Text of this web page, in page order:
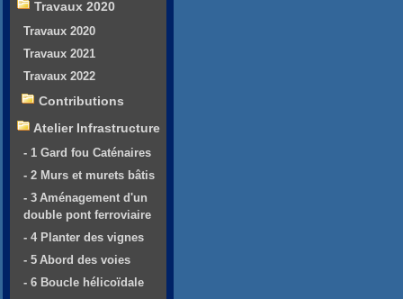
Travaux 2020
Travaux 2020
Travaux 2021
Travaux 2022
Contributions
Atelier Infrastructure
- 1 Gard fou Caténaires
- 2 Murs et murets bâtis
- 3 Aménagement d'un
double pont ferroviaire
- 4 Planter des vignes
- 5 Abord des voies
- 6 Boucle hélicoïdale